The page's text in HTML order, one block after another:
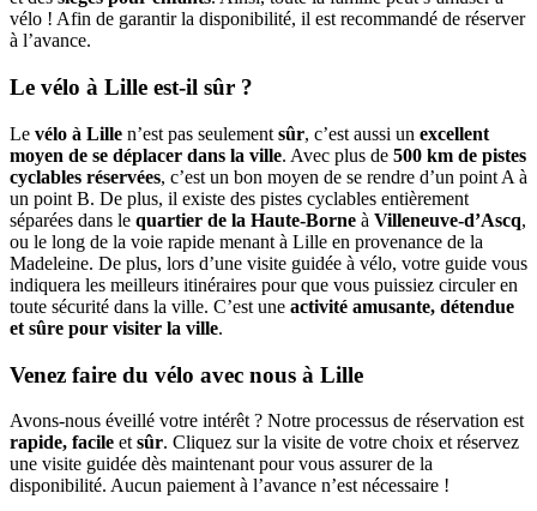
vélo ! Afin de garantir la disponibilité, il est recommandé de réserver
à l’avance.
Le vélo à Lille est-il sûr ?
Le vélo à Lille n’est pas seulement sûr, c’est aussi un excellent
moyen de se déplacer dans la ville. Avec plus de 500 km de pistes
cyclables réservées, c’est un bon moyen de se rendre d’un point A à
un point B. De plus, il existe des pistes cyclables entièrement
séparées dans le quartier de la Haute-Borne à Villeneuve-d’Ascq,
ou le long de la voie rapide menant à Lille en provenance de la
Madeleine. De plus, lors d’une visite guidée à vélo, votre guide vous
indiquera les meilleurs itinéraires pour que vous puissiez circuler en
toute sécurité dans la ville. C’est une activité amusante, détendue
et sûre pour visiter la ville.
Venez faire du vélo avec nous à Lille
Avons-nous éveillé votre intérêt ? Notre processus de réservation est
rapide, facile et sûr. Cliquez sur la visite de votre choix et réservez
une visite guidée dès maintenant pour vous assurer de la
disponibilité. Aucun paiement à l’avance n’est nécessaire !